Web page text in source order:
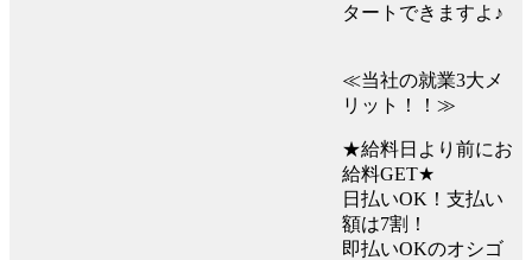
タートできますよ♪
≪当社の就業3大メ
リット！！≫
★給料日より前にお
給料GET★
日払いOK！支払い
額は7割！
即払いOKのオシゴ